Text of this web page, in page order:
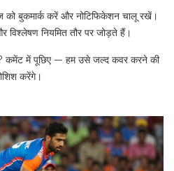
को बुकमार्क करें और नोटिफिकेशन चालू रखें।
विश्लेषण नियमित तौर पर जोड़ते हैं।
कमेंट में पूछिए — हम उसे जल्द कवर करने की
करेंगे।